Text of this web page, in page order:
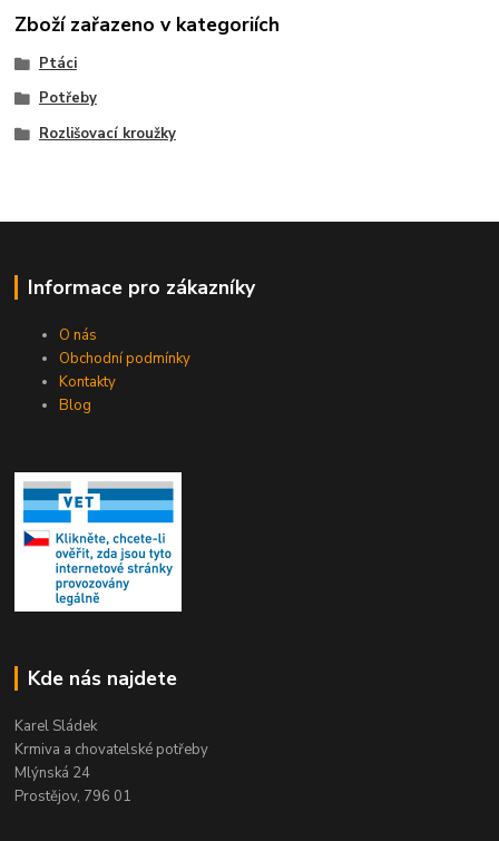
Zboží zařazeno v kategoriích
Ptáci
Potřeby
Rozlišovací kroužky
Informace pro zákazníky
O nás
Obchodní podmínky
Kontakty
Blog
Kde nás najdete
Karel Sládek
Krmiva a chovatelské potřeby
Mlýnská 24
Prostějov, 796 01